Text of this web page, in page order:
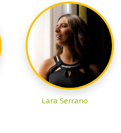
Lara Serrano